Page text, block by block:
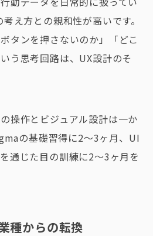
え方との親和性が高いです。
タンを押さないのか」「どこ
う思考回路は、UX設計のそ
操作とビジュアル設計は一か
の基礎習得に2〜3ヶ月、UI
通じた目の訓練に2〜3ヶ月を
種からの転換